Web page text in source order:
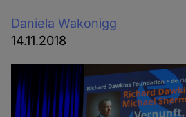
Daniela Wakonigg
14.11.2018